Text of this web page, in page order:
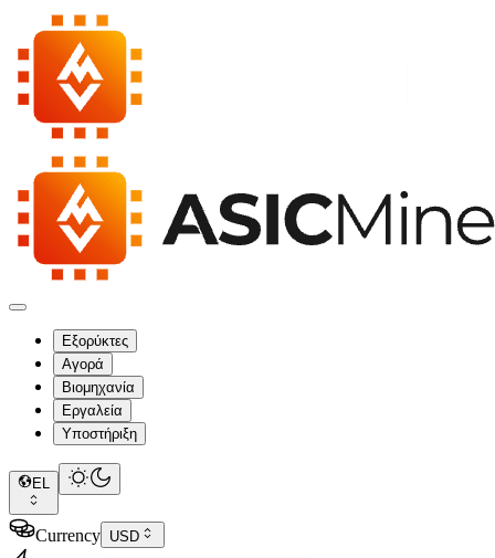
Εξορύκτες
Αγορά
Βιομηχανία
Εργαλεία
Υποστήριξη
EL
Currency USD